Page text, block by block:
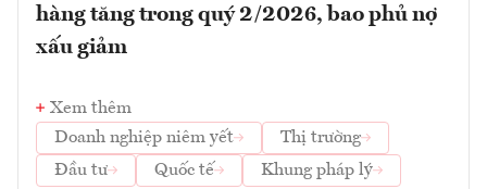
hàng tăng trong quý 2/2026, bao phủ nợ
xấu giảm
Xem thêm
Doanh nghiệp niêm yết
Thị trường
Đầu tư
Quốc tế Khung pháp lý